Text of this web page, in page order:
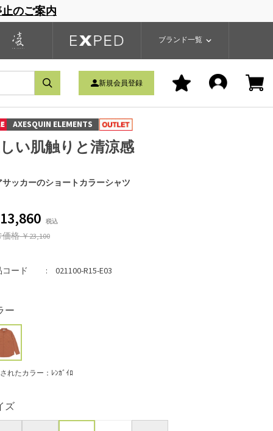
のご案内
ブランド一覧
新規会員登録
AXESQUIN ELEMENTS
い肌触りと清涼感
サッカーのショートカラーシャツ
価格￥23,100
ード 021100-R15-E03
ー
れたカラー：ﾚﾝｶﾞｲﾛ
ズ